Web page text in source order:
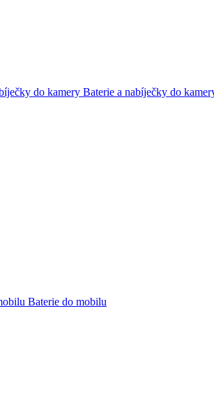
Baterie a nabíječky do
Baterie do mobilu